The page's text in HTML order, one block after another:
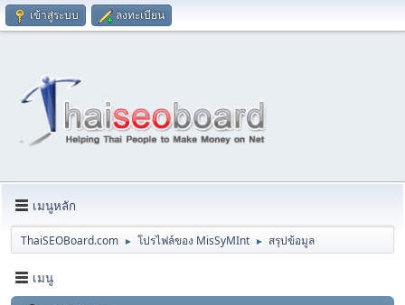
เข้าสู่ระบบ ลงทะเบียน
เมนูหลัก
ThaiSEOBoard.com ► โปรไฟล์ของ MisSyMInt ► สรุปข้อมูล
เมนู